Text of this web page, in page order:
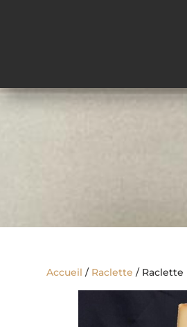
Accueil / Raclette / Raclette